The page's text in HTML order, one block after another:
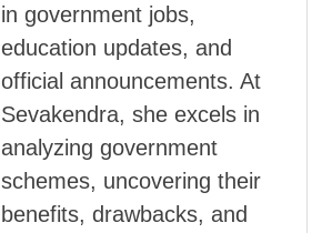
in government jobs,
education updates, and
official announcements. At
Sevakendra, she excels in
analyzing government
schemes, uncovering their
benefits, drawbacks, and